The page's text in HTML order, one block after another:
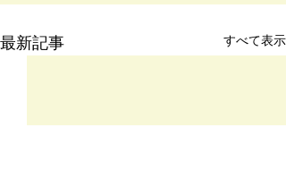
最新記事 すべて表示